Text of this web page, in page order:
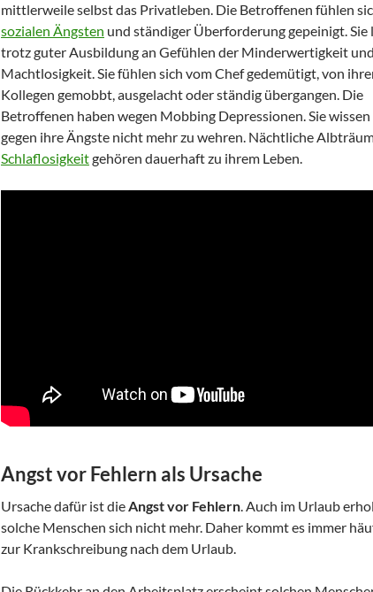
mittlerweile selbst das Privatleben. Die Betroffenen fühlen
sozialen Ängsten und ständiger Überforderung gepeinigt. Sie
trotz guter Ausbildung an Gefühlen der Minderwertigkeit und
Machtlosigkeit. Sie fühlen sich vom Chef gedemütigt, von
Kollegen gemobbt, ausgelacht oder ständig übergangen. Die
Betroffenen haben wegen Mobbing Depressionen. Sie wissen
gegen ihre Ängste nicht mehr zu wehren. Nächtliche
Schlaflosigkeitgehören dauerhaft zu ihrem Leben.
Angst vor Fehlern als Ursache
Ursache dafür ist dieAngst vor Fehlern. Auch im Urlaub
solche Menschen sich nicht mehr. Daher kommt es immer
zur Krankschreibung nach dem Urlaub.